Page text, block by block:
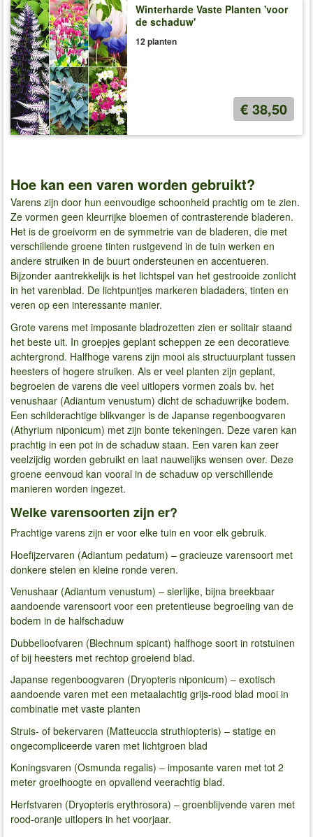
Winterharde Vaste Planten 'voor
de schaduw'
12 planten
€ 38,50
Hoe kan een varen worden gebruikt?
Varens zijn door hun eenvoudige schoonheid prachtig om te zien.
Ze vormen geen kleurrijke bloemen of contrasterende bladeren.
Het is de groeivorm en de symmetrie van de bladeren, die met
verschillende groene tinten rustgevend in de tuin werken en
andere struiken in de buurt ondersteunen en accentueren.
Bijzonder aantrekkelijk is het lichtspel van het gestrooide zonlicht
in het varenblad. De lichtpuntjes markeren bladaders, tinten en
veren op een interessante manier.
Grote varens met imposante bladrozetten zien er solitair staand
het beste uit. In groepjes geplant scheppen ze een decoratieve
achtergrond. Halfhoge varens zijn mooi als structuurplant tussen
heesters of hogere struiken. Als er veel planten zijn geplant,
begroeien de varens die veel uitlopers vormen zoals bv. het
venushaar (Adiantum venustum) dicht de schaduwrijke bodem.
Een schilderachtige blikvanger is de Japanse regenboogvaren
(Athyrium niponicum) met zijn bonte tekeningen. Deze varen kan
prachtig in een pot in de schaduw staan. Een varen kan zeer
veelzijdig worden gebruikt en laat nauwelijks wensen over. Deze
groene eenvoud kan vooral in de schaduw op verschillende
manieren worden ingezet.
Welke varensoorten zijn er?
Prachtige varens zijn er voor elke tuin en voor elk gebruik.
Hoefijzervaren (Adiantum pedatum) – gracieuze varensoort met
donkere stelen en kleine ronde veren.
Venushaar (Adiantum venustum) – sierlijke, bijna breekbaar
aandoende varensoort voor een pretentieuse begroeiing van de
bodem in de halfschaduw
Dubbelloofvaren (Blechnum spicant) halfhoge soort in rotstuinen
of bij heesters met rechtop groeiend blad.
Japanse regenboogvaren (Dryopteris niponicum) – exotisch
aandoende varen met een metaalachtig grijs-rood blad mooi in
combinatie met vaste planten
Struis- of bekervaren (Matteuccia struthiopteris) – statige en
ongecompliceerde varen met lichtgroen blad
Koningsvaren (Osmunda regalis) – imposante varen met tot 2
meter groeihoogte en opvallend veerachtig blad.
Herfstvaren (Dryopteris erythrosora) – groenblijvende varen met
rood-oranje uitlopers in het voorjaar.